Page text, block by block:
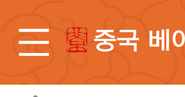
중국 베